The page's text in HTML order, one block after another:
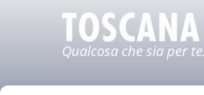
Qualcosa che sia per te.